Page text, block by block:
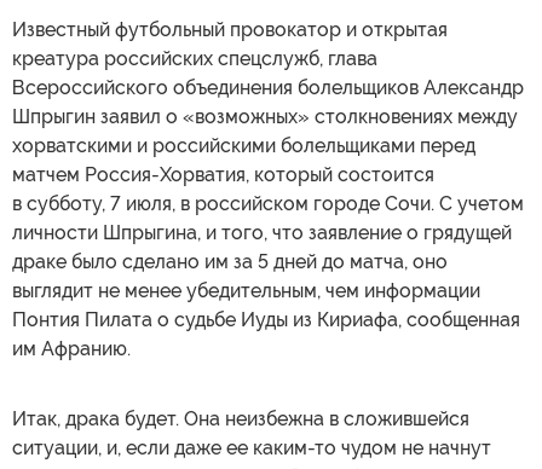
Известный футбольный провокатор и открытая
креатура российских спецслужб, глава
Всероссийского объединения болельщиков Александр
Шпрыгин заявил о «возможных» столкновениях между
хорватскими и российскими болельщиками перед
матчем Россия-Хорватия, который состоится
в субботу, 7 июля, в российском городе Сочи. С учетом
личности Шпрыгина, и того, что заявление о грядущей
драке было сделано им за 5 дней до матча, оно
выглядит не менее убедительным, чем информации
Понтия Пилата о судьбе Иуды из Кириафа, сообщенная
им Афранию.
Итак, драка будет. Она неизбежна в сложившейся
ситуации, и, если даже ее каким-то чудом не начнут